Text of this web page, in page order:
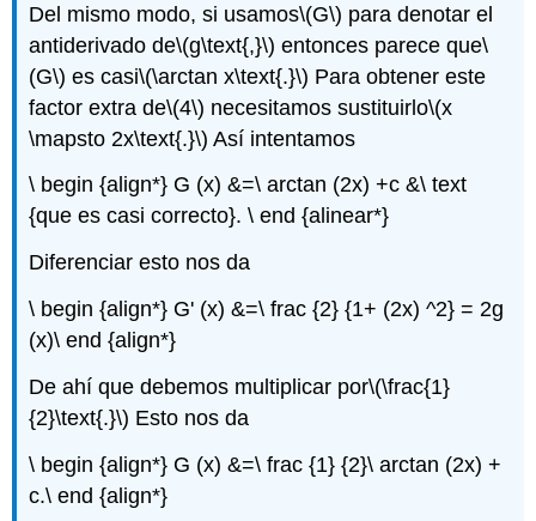
Del mismo modo, si usamos\(G\) para denotar el
antiderivado de\(g\text{,}\) entonces parece que\
(G\) es casi\(\arctan x\text{.}\) Para obtener este
factor extra de\(4\) necesitamos sustituirlo\(x
\mapsto 2x\text{.}\) Así intentamos
\ begin {align*} G (x) &=\ arctan (2x) +c &\ text
{que es casi correcto}. \ end {alinear*}
Diferenciar esto nos da
\ begin {align*} G' (x) &=\ frac {2} {1+ (2x) ^2} = 2g
(x)\ end {align*}
De ahí que debemos multiplicar por\(\frac{1}
{2}\text{.}\) Esto nos da
\ begin {align*} G (x) &=\ frac {1} {2}\ arctan (2x) +
c.\ end {align*}